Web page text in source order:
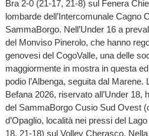
Bra 2-0 (21-17, 21-8) sul Fenera
lombarde dell’Intercomunale Cagno
SammaBorgo. Nell’Under 16 a
del Monviso Pinerolo, che hanno
genovesi del CogoValle, una delle
maggiormente in mostra in questa
podio l’Albenga, seguita dal Marene.
Befana 2026, riservato all’Under 18,
del SammaBorgo Cusio Sud Ovest
d’Opaglio, località nei pressi del
18, 21-18) sul Volley Cherasco.